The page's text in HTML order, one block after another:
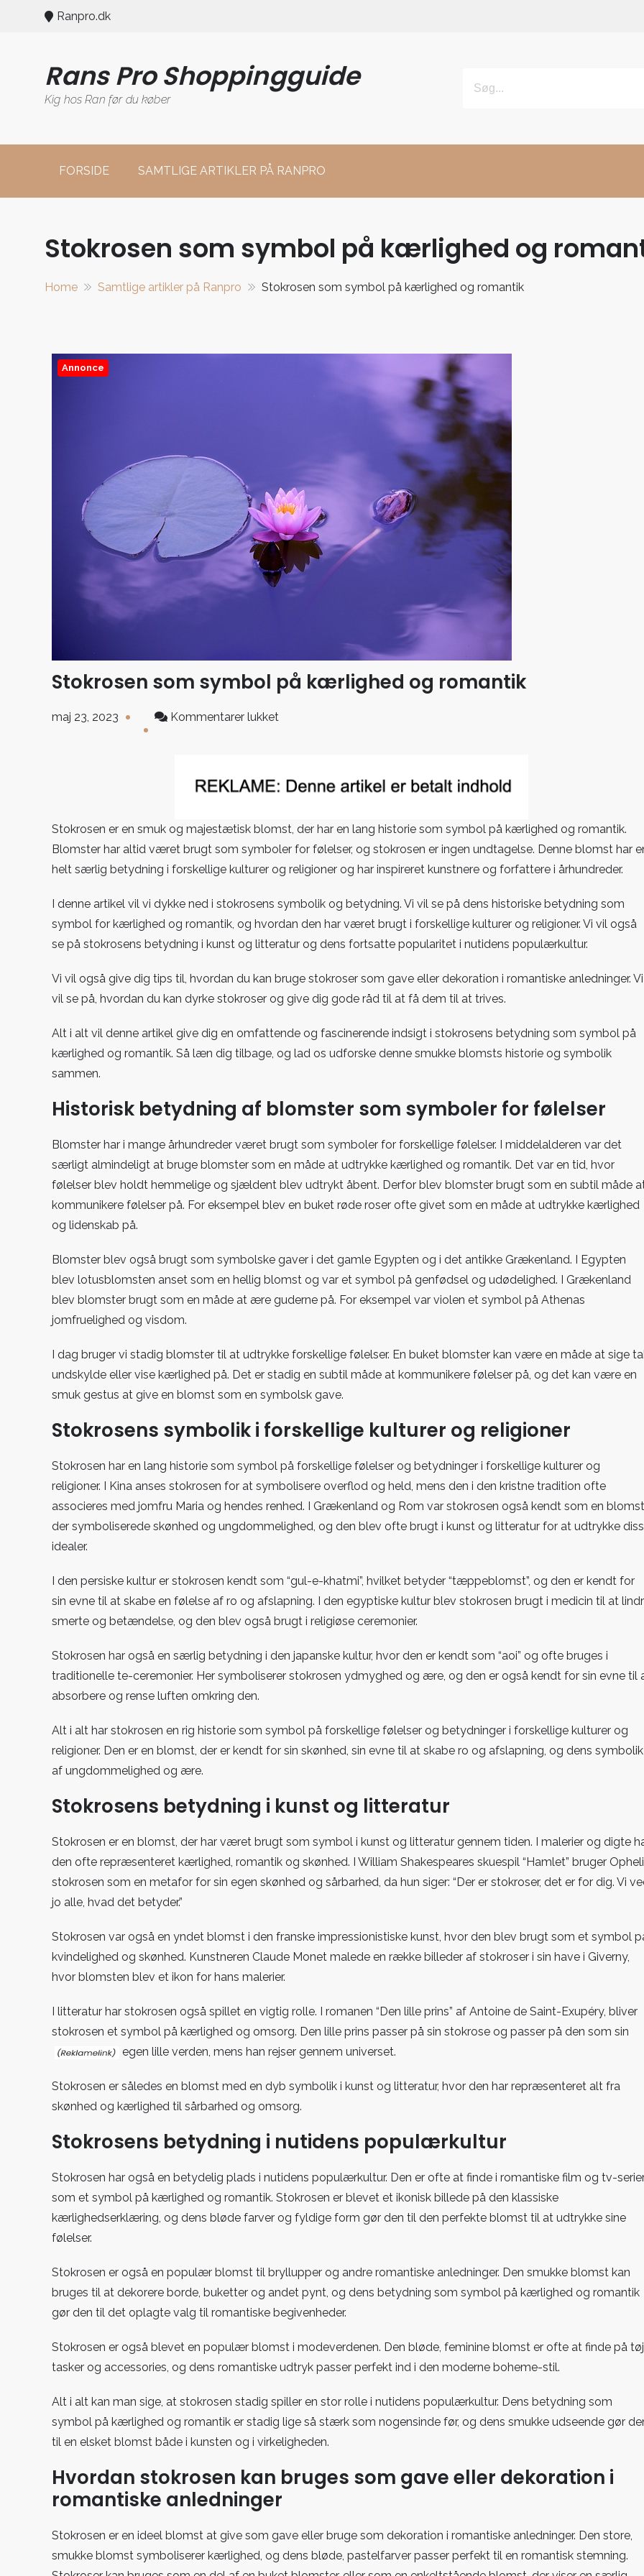
Ranpro.dk
Rans Pro Shoppingguide
Kig hos Ran før du køber
FORSIDE SAMTLIGE ARTIKLER PÅ RANPRO
Stokrosen som symbol på kærlighed og
Home Samtlige artikler på Ranpro Stokrosen som symbol på kærlighed og romantik
Annonce
Stokrosen som symbol på kærlighed og romantik
maj 23, 2023 Kommentarer lukkettil
på
og
romantik
Stokrosen er en smuk og majestætisk blomst, der har en lang historie som symbol på kærlighed og romantik.
Blomster har altid været brugt som symboler for følelser, og stokrosen er ingen undtagelse. Denne blomst har
helt særlig betydning i forskellige kulturer og religioner og har inspireret kunstnere og forfattere i århundreder.
I denne artikel vil vi dykke ned i stokrosens symbolik og betydning. Vi vil se på dens historiske betydning som
symbol for kærlighed og romantik, og hvordan den har været brugt i forskellige kulturer og religioner. Vi vil også
se på stokrosens betydning i kunst og litteratur og dens fortsatte popularitet i nutidens populærkultur.
Vi vil også give dig tips til, hvordan du kan bruge stokroser som gave eller dekoration i romantiske anledninger. Vi
vil se på, hvordan du kan dyrke stokroser og give dig gode råd til at få dem til at trives.
Alt i alt vil denne artikel give dig en omfattende og fascinerende indsigt i stokrosens betydning som symbol på
kærlighed og romantik. Så læn dig tilbage, og lad os udforske denne smukke blomsts historie og symbolik
sammen.
Historisk betydning af blomster som symboler for følelser
Blomster har i mange århundreder været brugt som symboler for forskellige følelser. I middelalderen var det
særligt almindeligt at bruge blomster som en måde at udtrykke kærlighed og romantik. Det var en tid, hvor
følelser blev holdt hemmelige og sjældent blev udtrykt åbent. Derfor blev blomster brugt som en subtil måde
kommunikere følelser på. For eksempel blev en buket røde roser ofte givet som en måde at udtrykke kærlighed
og lidenskab på.
Blomster blev også brugt som symbolske gaver i det gamle Egypten og i det antikke Grækenland. I Egypten
blev lotusblomsten anset som en hellig blomst og var et symbol på genfødsel og udødelighed. I Grækenland
blev blomster brugt som en måde at ære guderne på. For eksempel var violen et symbol på Athenas
jomfruelighed og visdom.
I dag bruger vi stadig blomster til at udtrykke forskellige følelser. En buket blomster kan være en måde at sige
undskylde eller vise kærlighed på. Det er stadig en subtil måde at kommunikere følelser på, og det kan være en
smuk gestus at give en blomst som en symbolsk gave.
Stokrosens symbolik i forskellige kulturer og religioner
Stokrosen har en lang historie som symbol på forskellige følelser og betydninger i forskellige kulturer og
religioner. I Kina anses stokrosen for at symbolisere overflod og held, mens den i den kristne tradition ofte
associeres med jomfru Maria og hendes renhed. I Grækenland og Rom var stokrosen også kendt som en
der symboliserede skønhed og ungdommelighed, og den blev ofte brugt i kunst og litteratur for at udtrykke
idealer.
I den persiske kultur er stokrosen kendt som “gul-e-khatmi”, hvilket betyder “tæppeblomst”, og den er kendt for
sin evne til at skabe en følelse af ro og afslapning. I den egyptiske kultur blev stokrosen brugt i medicin til at
smerte og betændelse, og den blev også brugt i religiøse ceremonier.
Stokrosen har også en særlig betydning i den japanske kultur, hvor den er kendt som “aoi” og ofte bruges i
traditionelle te-ceremonier. Her symboliserer stokrosen ydmyghed og ære, og den er også kendt for sin evne til
absorbere og rense luften omkring den.
Alt i alt har stokrosen en rig historie som symbol på forskellige følelser og betydninger i forskellige kulturer og
religioner. Den er en blomst, der er kendt for sin skønhed, sin evne til at skabe ro og afslapning, og dens symbolik
af ungdommelighed og ære.
Stokrosens betydning i kunst og litteratur
Stokrosen er en blomst, der har været brugt som symbol i kunst og litteratur gennem tiden. I malerier og digte
den ofte repræsenteret kærlighed, romantik og skønhed. I William Shakespeares skuespil “Hamlet” bruger
stokrosen som en metafor for sin egen skønhed og sårbarhed, da hun siger: “Der er stokroser, det er for dig. Vi
jo alle, hvad det betyder.”
Stokrosen var også en yndet blomst i den franske impressionistiske kunst, hvor den blev brugt som et symbol
kvindelighed og skønhed. Kunstneren Claude Monet malede en række billeder af stokroser i sin have i Giverny,
hvor blomsten blev et ikon for hans malerier.
I litteratur har stokrosen også spillet en vigtig rolle. I romanen “Den lille prins” af Antoine de Saint-Exupéry, bliver
stokrosen et symbol på kærlighed og omsorg. Den lille prins passer på sin stokrose og passer på den som sin
egen lille verden, mens han rejser gennem universet.
Stokrosen er således en blomst med en dyb symbolik i kunst og litteratur, hvor den har repræsenteret alt fra
skønhed og kærlighed til sårbarhed og omsorg.
Stokrosens betydning i nutidens populærkultur
Stokrosen har også en betydelig plads i nutidens populærkultur. Den er ofte at finde i romantiske film og tv-
som et symbol på kærlighed og romantik. Stokrosen er blevet et ikonisk billede på den klassiske
kærlighedserklæring, og dens bløde farver og fyldige form gør den til den perfekte blomst til at udtrykke sine
følelser.
Stokrosen er også en populær blomst til bryllupper og andre romantiske anledninger. Den smukke blomst kan
bruges til at dekorere borde, buketter og andet pynt, og dens betydning som symbol på kærlighed og romantik
gør den til det oplagte valg til romantiske begivenheder.
Stokrosen er også blevet en populær blomst i modeverdenen. Den bløde, feminine blomst er ofte at finde på
tasker og accessories, og dens romantiske udtryk passer perfekt ind i den moderne boheme-stil.
Alt i alt kan man sige, at stokrosen stadig spiller en stor rolle i nutidens populærkultur. Dens betydning som
symbol på kærlighed og romantik er stadig lige så stærk som nogensinde før, og dens smukke udseende gør
til en elsket blomst både i kunsten og i virkeligheden.
Hvordan stokrosen kan bruges som gave eller dekoration i
romantiske anledninger
Stokrosen er en ideel blomst at give som gave eller bruge som dekoration i romantiske anledninger. Den store,
smukke blomst symboliserer kærlighed, og dens bløde, pastelfarver passer perfekt til en romantisk stemning.